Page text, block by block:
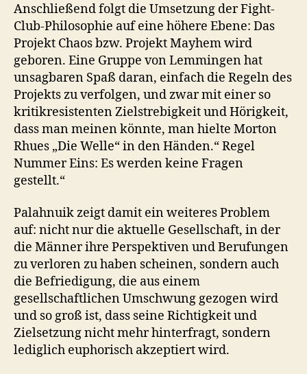
Anschließend folgt die Umsetzung der Fight-
Club-Philosophie auf eine höhere Ebene: Das
Projekt Chaos bzw. Projekt Mayhem wird
geboren. Eine Gruppe von Lemmingen hat
unsagbaren Spaß daran, einfach die Regeln des
Projekts zu verfolgen, und zwar mit einer so
kritikresistenten Zielstrebigkeit und Hörigkeit,
dass man meinen könnte, man hielte Morton
Rhues „Die Welle“ in den Händen.“Regel
Nummer Eins: Es werden keine Fragen
gestellt.“
Palahnuik zeigt damit ein weiteres Problem
auf: nicht nur die aktuelle Gesellschaft, in der
die Männer ihre Perspektiven und Berufungen
zu verloren zu haben scheinen, sondern auch
die Befriedigung, die aus einem
gesellschaftlichen Umschwung gezogen wird
und so groß ist, dass seine Richtigkeit und
Zielsetzung nicht mehr hinterfragt, sondern
lediglich euphorisch akzeptiert wird.